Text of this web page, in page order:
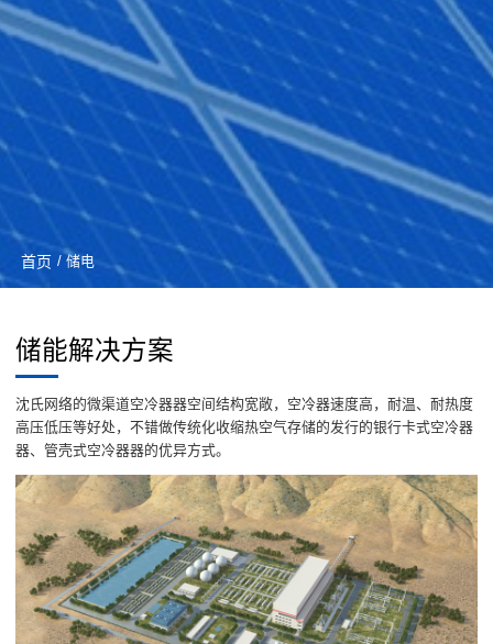
首页 / 储电
储能解决方案
沈氏网络的微渠道空冷器器空间结构宽敞，空冷器速度高，耐温、耐热度
高压低压等好处，不错做传统化收缩热空气存储的发行的银行卡式空冷器
器、管壳式空冷器器的优异方式。